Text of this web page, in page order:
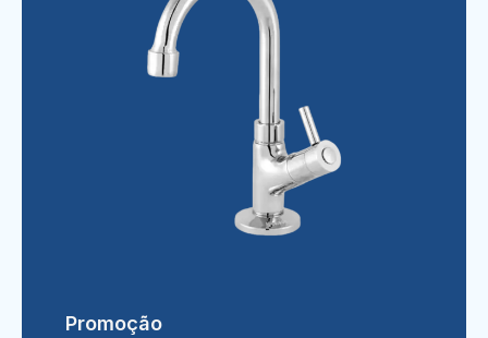
Promoção